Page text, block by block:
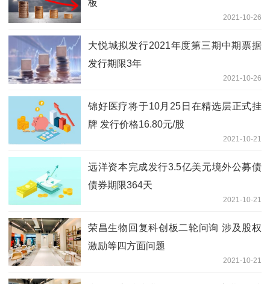
板
2021-10-26
大悦城拟发行2021年度第三期中期票据
发行期限3年
2021-10-26
锦好医疗将于10月25日在精选层正式挂
牌 发行价格16.80元/股
2021-10-21
远洋资本完成发行3.5亿美元境外公募债
债券期限364天
2021-10-21
荣昌生物回复科创板二轮问询 涉及股权
激励等四方面问题
2021-10-21